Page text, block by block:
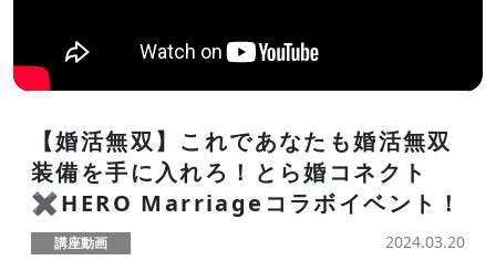
【婚活無双】これであなたも婚活無双
装備を手に入れろ！とら婚コネクト
✖️HERO Marriageコラボイベント！
講座動画 2024.03.20